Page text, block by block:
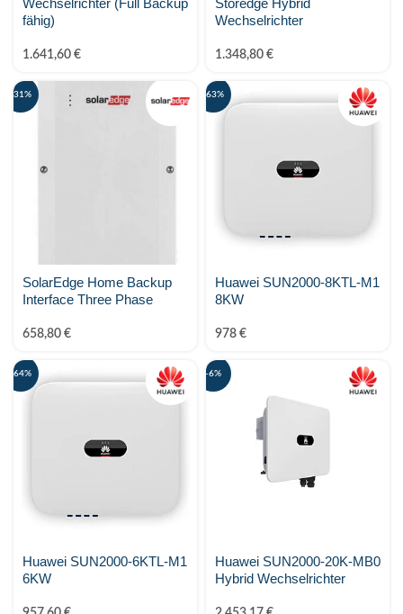
PV-24.at Eigenmarke
Raycap
SOFAR
SolarEdge
Solis
Wechselrichter (Full Backup
fähig)
1.641,60 €
Storedge Hybrid
Wechselrichter
1.348,80 €
-31%
SolarEdge Home Backup
Interface Three Phase
658,80 €
-63%
Huawei SUN2000-8KTL-M1
8KW
978 €
-64%
Huawei SUN2000-6KTL-M1
6KW
-6%
Huawei SUN2000-20K-MB0
Hybrid Wechselrichter